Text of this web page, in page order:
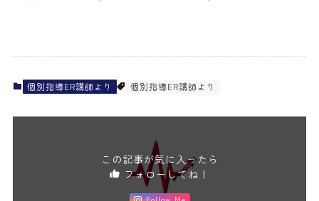
個別指導ER講師より 個別指導ER講師より
この記事が気に入ったら
フォローしてね！